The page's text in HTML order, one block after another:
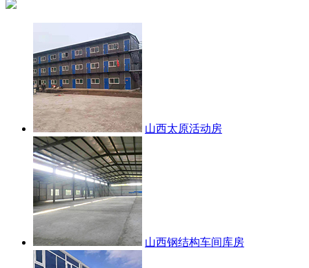
山西太原活动房
山西钢结构车间库房